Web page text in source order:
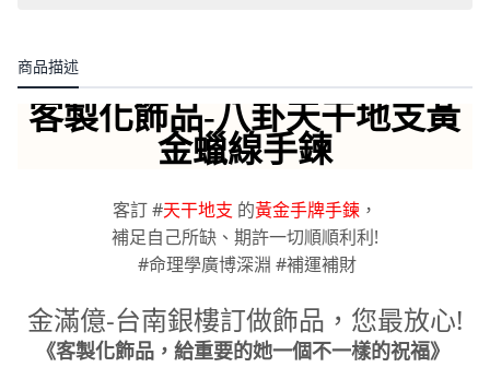
商品描述
客製化飾品-八卦天干地支黃
金蠟線手鍊
客訂 #天干地支 的黃金手牌手鍊，
補足自己所缺、期許一切順順利利!
#命理學廣博深淵 #補運補財
金滿億-台南銀樓訂做飾品，您最放心!
《客製化飾品，給重要的她一個不一樣的祝福》